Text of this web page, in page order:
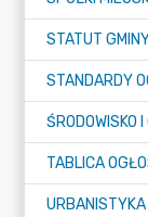
STATUT
STANDARDY
TABLICA